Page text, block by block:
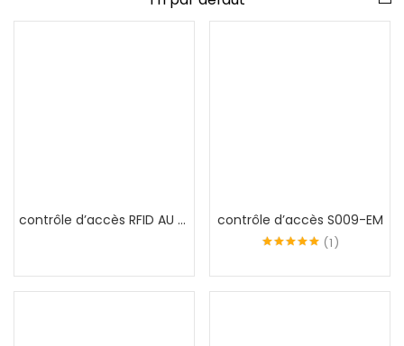
contrôle d’accès RFID AU MAROC CR09 contrôle d’accès S009-EM
1